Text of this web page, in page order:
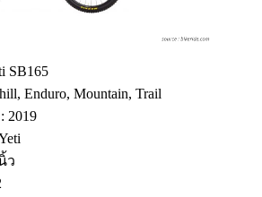
SB165
Enduro, Mountain, Trail
: 2019
ว